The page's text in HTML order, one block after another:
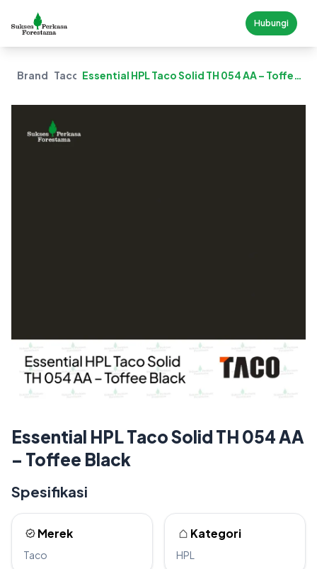
Hubungi
Brand Taco Essential HPL Taco Solid TH 054 AA – Toffee
Essential HPL Taco Solid TH 054 AA
– Toffee Black
Spesifikasi
Merek
Taco
Kategori
HPL